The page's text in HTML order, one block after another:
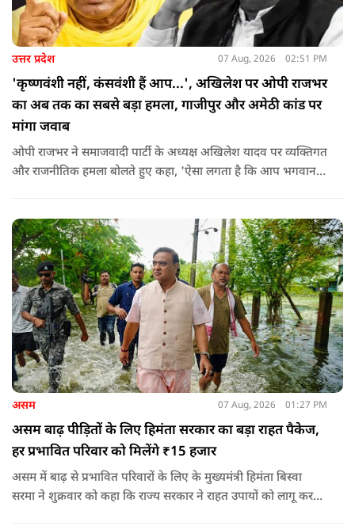
उत्तर प्रदेश 07 Aug, 2026 02:51 PM
'कृष्णवंशी नहीं, कंसवंशी हैं आप...', अखिलेश पर ओपी राजभर
का अब तक का सबसे बड़ा हमला, गाजीपुर और अमेठी कांड पर
मांगा जवाब
ओपी राजभर ने समाजवादी पार्टी के अध्यक्ष अखिलेश यादव पर व्यक्तिगत
और राजनीतिक हमला बोलते हुए कहा, 'ऐसा लगता है कि आप भगवान
असम 07 Aug, 2026 01:27 PM
असम बाढ़ पीड़ितों के लिए हिमंता सरकार का बड़ा राहत पैकेज,
हर प्रभावित परिवार को मिलेंगे ₹15 हजार
असम में बाढ़ से प्रभावित परिवारों के लिए के मुख्यमंत्री हिमंता बिस्वा
सरमा ने शुक्रवार को कहा कि राज्य सरकार ने राहत उपायों को लागू करना